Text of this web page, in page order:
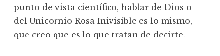
punto de vista científico, hablar de Dios o
del Unicornio Rosa Inivisible es lo mismo,
que creo que es lo que tratan de decirte.